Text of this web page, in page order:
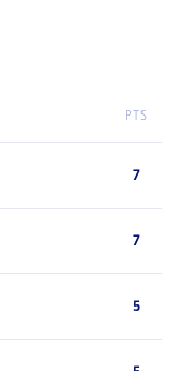
PTS
7
7
5